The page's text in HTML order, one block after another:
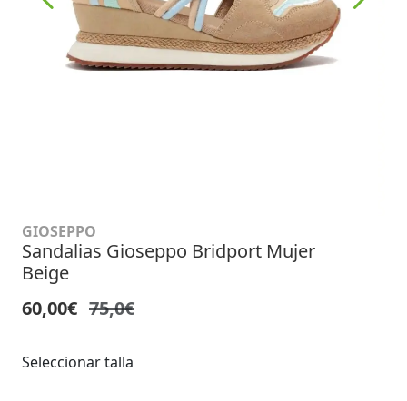
GIOSEPPO
Sandalias Gioseppo Bridport Mujer
Beige
60,00€ 75,0€
Seleccionar talla